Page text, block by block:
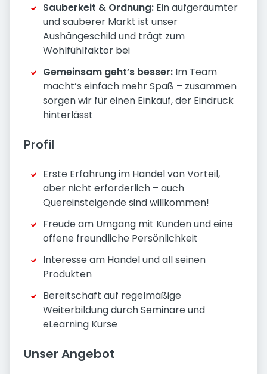
Sauberkeit & Ordnung: Ein aufgeräumter
und sauberer Markt ist unser
Aushängeschild und trägt zum
Wohlfühlfaktor bei
Gemeinsam geht’s besser: Im Team
macht’s einfach mehr Spaß – zusammen
sorgen wir für einen Einkauf, der Eindruck
hinterlässt
Profil
Erste Erfahrung im Handel von Vorteil,
aber nicht erforderlich – auch
Quereinsteigende sind willkommen!
Freude am Umgang mit Kunden und eine
offene freundliche Persönlichkeit
Interesse am Handel und all seinen
Produkten
Bereitschaft auf regelmäßige
Weiterbildung durch Seminare und
eLearning Kurse
Unser Angebot